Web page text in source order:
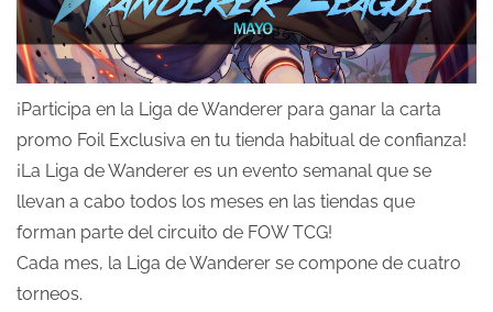
¡Participa en la Liga de Wanderer para ganar la carta
promo Foil Exclusiva en tu tienda habitual de confianza!
¡La Liga de Wanderer es un evento semanal que se
llevan a cabo todos los meses en las tiendas que
forman parte del circuito de FOW TCG!
Cada mes, la Liga de Wanderer se compone de cuatro
torneos.